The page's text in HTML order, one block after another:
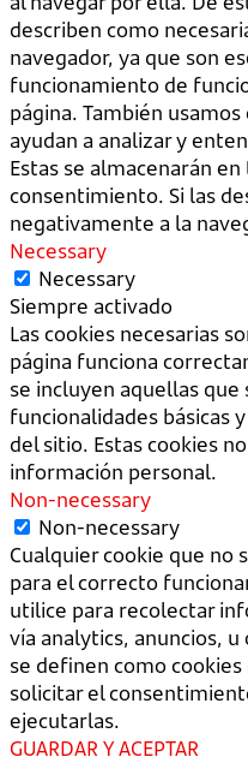
describen como
navegador, ya que son
funcionamiento de
página. También
ayudan a analizar y
Estas se almacenarán
consentimiento. Si las
negativamente a la
Necessary
Necessary
Siempre activado
Las cookies necesarias
página funciona
se incluyen aquellas
funcionalidades básicas
del sitio. Estas cookies
información personal.
Non-necessary
Non-necessary
Cualquier cookie que no
para el correcto
utilice para recolectar
vía analytics, anuncios,
se definen como
solicitar el
ejecutarlas.
GUARDAR Y ACEPTAR